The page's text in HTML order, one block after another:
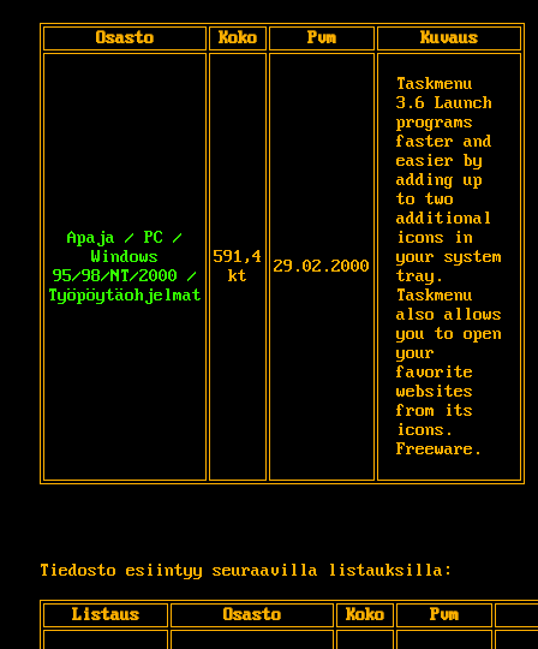
Osasto Koko Pvm Kuvaus
Apaja / PC /
Windows
95/98/NT/2000 /
Työpöytäohjelmat
591,4
kt
29.02.2000
Taskmenu
3.6 Launch
programs
faster and
easier by
adding up
to two
additional
icons in
your system
tray.
Taskmenu
also allows
you to open
your
favorite
websites
from its
icons.
Freeware.
Tiedosto esiintyy seuraavilla listauksilla:
Listaus Osasto Koko Pvm